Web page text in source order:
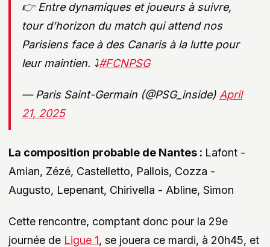
👉 Entre dynamiques et joueurs à suivre,
tour d’horizon du match qui attend nos
Parisiens face à des Canaris à la lutte pour
leur maintien. ⤵️#FCNPSG
— Paris Saint-Germain (@PSG_inside) April
21, 2025
La composition probable de Nantes : Lafont -
Amian, Zézé, Castelletto, Pallois, Cozza -
Augusto, Lepenant, Chirivella - Abline, Simon
Cette rencontre, comptant donc pour la 29e
journée de Ligue 1, se jouera ce mardi, à 20h45, et